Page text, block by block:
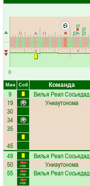
0
Мин Соб Команда
9 Вилья Реал Сосьедад
19 Униаутонома
30
34
35
45
49 Вилья Реал Сосьедад
50 Униаутонома
55 Вилья Реал Сосьедад